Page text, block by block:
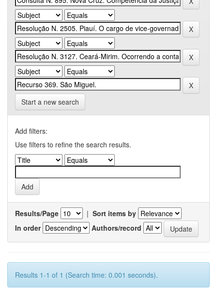
Start a new search
Add filters:
Use filters to refine the search results.
Results/Page | Sort items by
In order
Authors/record
Results 1-1 of 1 (Search time: 0.001 seconds).